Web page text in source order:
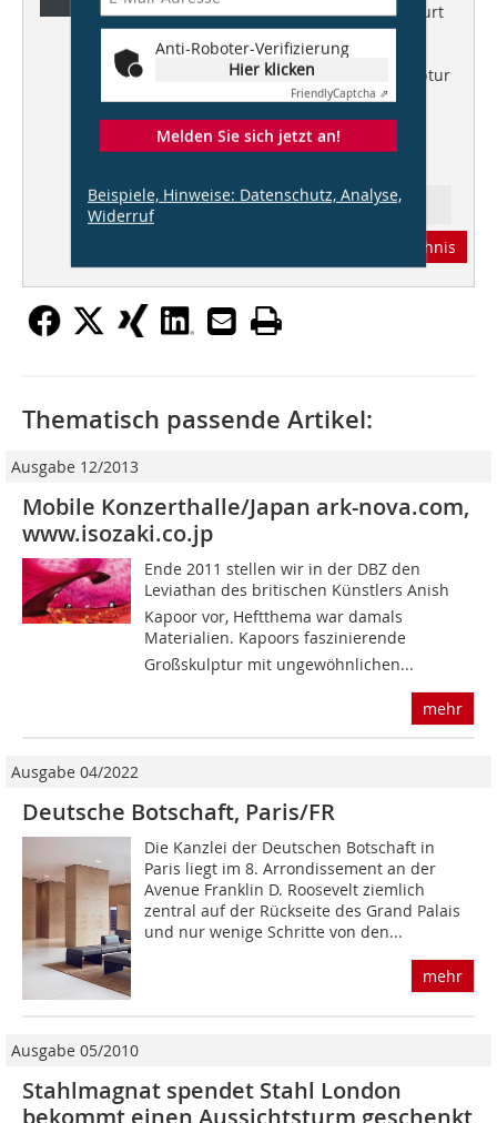
Aktuell:KfW-Westarkade, Frankfurt
a.M. (Sauerbruch Hutton)
Architektur:Monumental - Skulptur
von Anish Kapoor
Bauschäden:Neues aus der
Ressort: Architektur
Inhaltsverzeichnis
Anti-Roboter-Verifizierung
Hier klicken
FriendlyCaptcha ⇗
Melden Sie sich jetzt an!
Beispiele, Hinweise: Datenschutz, Analyse,
Widerruf
Thematisch passende Artikel:
Ausgabe 12/2013
Mobile Konzerthalle/Japan ark-nova.com,
www.isozaki.co.jp
Ende 2011 stellen wir in der DBZ den
Leviathan des britischen Künstlers Anish
Kapoor vor, Heftthema war damals
Materialien. Kapoors faszinierende
Großskulptur mit ungewöhnlichen...
mehr
Ausgabe 04/2022
Deutsche Botschaft, Paris/FR
Die Kanzlei der Deutschen Botschaft in
Paris liegt im 8. Arrondissement an der
Avenue Franklin D. Roosevelt ziemlich
zentral auf der Rückseite des Grand Palais
und nur wenige Schritte von den...
mehr
Ausgabe 05/2010
Stahlmagnat spendet Stahl London
bekommt einen Aussichtsturm geschenkt